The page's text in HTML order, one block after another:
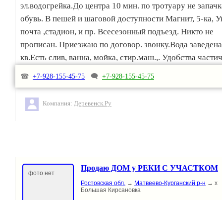
эл.водогрейка.До центра 10 мин. по тротуару не
обувь. В пешей и шаговой доступности Магнит, 5-ка,
почта ,стадион, и пр. Всесезонный подъезд. Никто не
прописан. Приезжаю по договор. звонку.Вода
кв.Есть слив, ванна, мойка, стир.маш.,. Удобства
до 20-00 час.
☎ +7-928-155-45-75 🗨 +7-928-155-45-75
Компания: Деревенск.Ру
фото нет
Продаю ДОМ у РЕКИ С УЧАСТКОМ
Ростовская обл. → Матвеево-Курганский р-н → х
Большая Кирсановка